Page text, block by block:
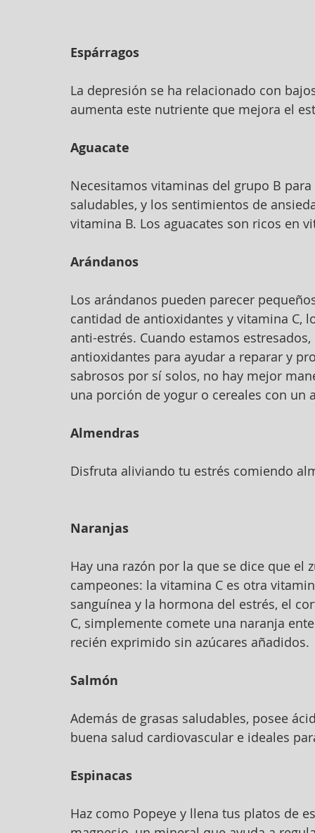
Espárragos
La depresión se ha relacionado con
aumenta este nutriente que mejora el
Aguacate
Necesitamos vitaminas del grupo B
saludables, y los sentimientos de
vitamina B. Los aguacates son ricos en
Arándanos
Los arándanos pueden parecer
cantidad de antioxidantes y vitamina C,
anti-estrés. Cuando estamos
antioxidantes para ayudar a reparar y
sabrosos por sí solos, no hay mejor
una porción de yogur o cereales con un
Almendras
Disfruta aliviando tu estrés comiendo
Naranjas
Hay una razón por la que se dice que
campeones: la vitamina C es otra
sanguínea y la hormona del estrés, el
C, simplemente comete una naranja
recién exprimido sin azúcares añadidos.
Salmón
Además de grasas saludables, posee
buena salud cardiovascular e ideales
Espinacas
Haz como Popeye y llena tus platos de